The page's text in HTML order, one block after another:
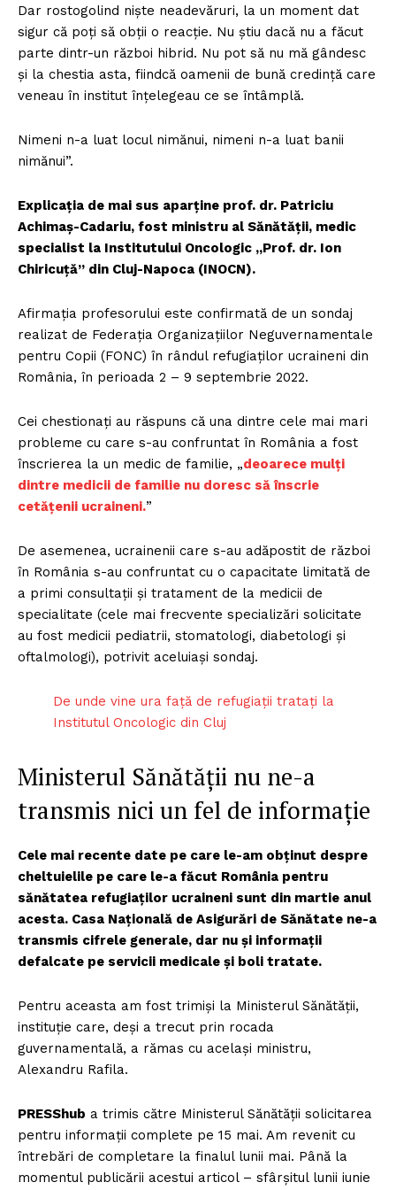
Dar rostogolind niște neadevăruri, la un moment dat
sigur că poți să obții o reacție. Nu știu dacă nu a făcut
parte dintr-un război hibrid. Nu pot să nu mă gândesc
și la chestia asta, fiindcă oamenii de bună credință care
veneau în institut înțelegeau ce se întâmplă.
Nimeni n-a luat locul nimănui, nimeni n-a luat banii
nimănui”.
Explicația de mai sus aparține prof. dr. Patriciu
Achimaș-Cadariu, fost ministru al Sănătății, medic
specialist la Institutului Oncologic „Prof. dr. Ion
Chiricuţă” din Cluj-Napoca (INOCN).
Afirmația profesorului este confirmată de un sondaj
realizat de Federația Organizațiilor Neguvernamentale
pentru Copii (FONC) în rândul refugiaților ucraineni din
România, în perioada 2 – 9 septembrie 2022.
Cei chestionați au răspuns că una dintre cele mai mari
probleme cu care s-au confruntat în România a fost
înscrierea la un medic de familie, „deoarece mulți
dintre medicii de familie nu doresc să înscrie
cetățenii ucraineni.”
De asemenea, ucrainenii care s-au adăpostit de război
în România s-au confruntat cu o capacitate limitată de
a primi consultații și tratament de la medicii de
specialitate (cele mai frecvente specializări solicitate
au fost medicii pediatrii, stomatologi, diabetologi și
oftalmologi), potrivit aceluiași sondaj.
De unde vine ura față de refugiații tratați la
Institutul Oncologic din Cluj
Ministerul Sănătății nu ne-a
transmis nici un fel de informație
Cele mai recente date pe care le-am obținut despre
cheltuielile pe care le-a făcut România pentru
sănătatea refugiaților ucraineni sunt din martie anul
acesta. Casa Națională de Asigurări de Sănătate ne-a
transmis cifrele generale, dar nu și informații
defalcate pe servicii medicale și boli tratate.
Pentru aceasta am fost trimiși la Ministerul Sănătății,
instituție care, deși a trecut prin rocada
guvernamentală, a rămas cu același ministru,
Alexandru Rafila.
PRESShub a trimis către Ministerul Sănătății solicitarea
pentru informații complete pe 15 mai. Am revenit cu
întrebări de completare la finalul lunii mai. Până la
momentul publicării acestui articol – sfârșitul lunii iunie